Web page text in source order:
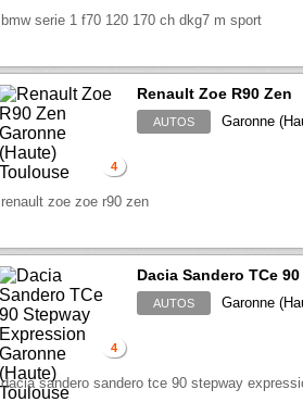
bmw serie 1 f70 120 170 ch dkg7 m sport
4
Renault Zoe R90 Zen
AUTOS Garonne
renault zoe zoe r90 zen
4
Dacia Sandero TCe
AUTOS Garonne
dacia sandero sandero tce 90 stepway